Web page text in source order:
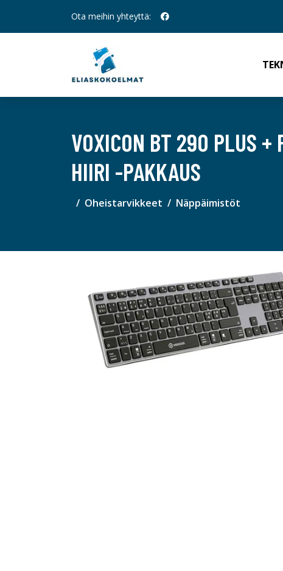
Ota meihin yhteyttä:
VOXICON BT 290 PLUS +
HIIRI -PAKKAUS
Oheistarvikkeet Näppäimistöt